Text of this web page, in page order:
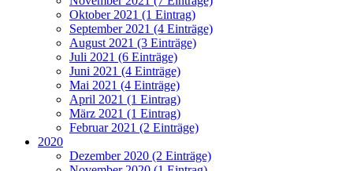
Oktober 2021 (1 Eintrag)
September 2021 (4 Einträge)
August 2021 (3 Einträge)
Juli 2021 (6 Einträge)
Juni 2021 (4 Einträge)
Mai 2021 (4 Einträge)
April 2021 (1 Eintrag)
März 2021 (1 Eintrag)
Februar 2021 (2 Einträge)
2020
Dezember 2020 (2 Einträge)